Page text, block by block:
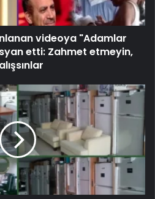
videoya "Adamlar
etti: Zahmet etmeyin,